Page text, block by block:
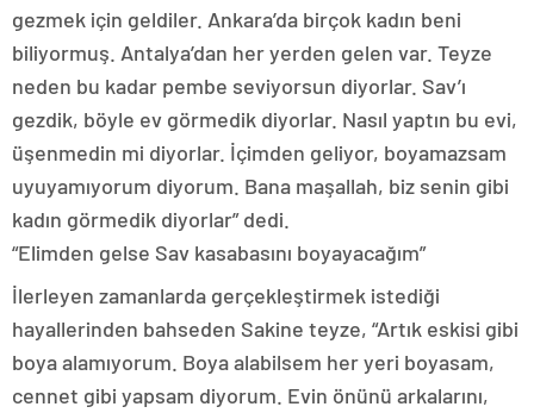
gezmek için geldiler. Ankara’da birçok kadın beni
biliyormuş. Antalya’dan her yerden gelen var. Teyze
neden bu kadar pembe seviyorsun diyorlar. Sav’ı
gezdik, böyle ev görmedik diyorlar. Nasıl yaptın bu evi,
üşenmedin mi diyorlar. İçimden geliyor, boyamazsam
uyuyamıyorum diyorum. Bana maşallah, biz senin gibi
kadın görmedik diyorlar” dedi.
“Elimden gelse Sav kasabasını boyayacağım”
İlerleyen zamanlarda gerçekleştirmek istediği
hayallerinden bahseden Sakine teyze, “Artık eskisi gibi
boya alamıyorum. Boya alabilsem her yeri boyasam,
cennet gibi yapsam diyorum. Evin önünü arkalarını,